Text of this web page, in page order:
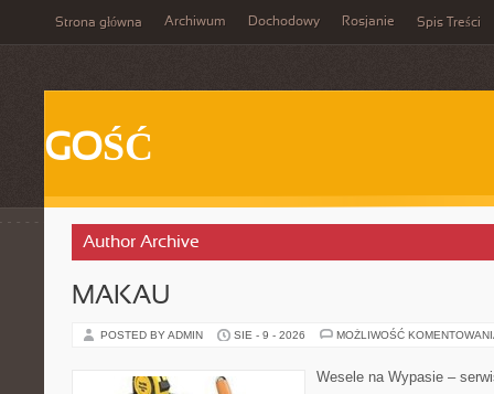
Strona główna Archiwum Dochodowy Rosjanie Spis Treści
GOŚĆ
Author Archive
MAKAU
POSTED BY ADMIN SIE - 9 - 2026 MOŻLIWOŚĆ
Wesele na Wypasie –